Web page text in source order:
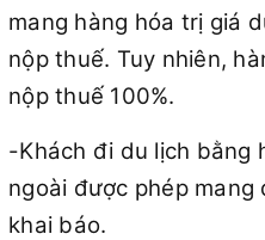
mang hàng hóa trị giá
nộp thuế. Tuy nhiên,
nộp thuế 100%.
-Khách đi du lịch bằng
ngoài được phép
khai báo.